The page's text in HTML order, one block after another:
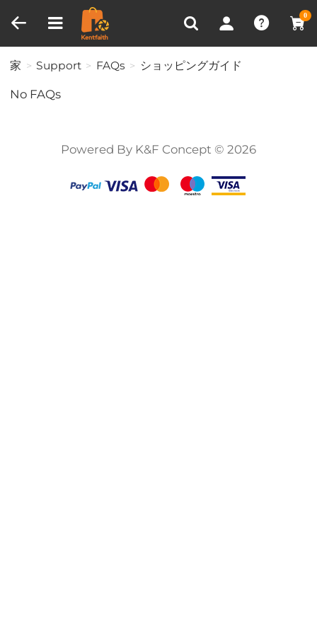
0
比較商品 (0)
家 Support FAQs ショッピングガイド
No FAQs
Powered By K&F Concept © 2026